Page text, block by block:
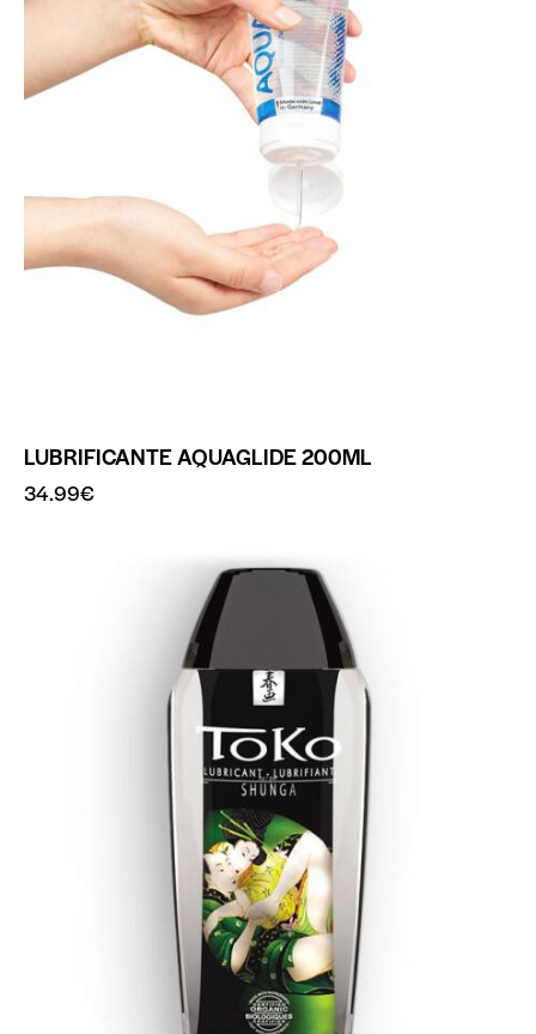
LUBRIFICANTE AQUAGLIDE 200ML
34.99€